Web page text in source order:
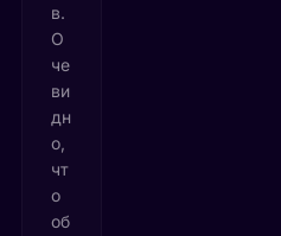
в.
О
че
ви
дн
о,
чт
о
об